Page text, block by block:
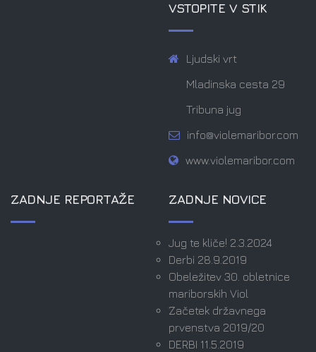
VSTOPITE V STIK
Ljudski vrt
Mladinska cesta 29
Tribuna jug
info@violemaribor.com
www.violemaribor.com
ZADNJE REPORTAŽE ZADNJE NOVICE
Jug te kliče! 2.3.2024
Derbi 28.9.2019
Obeležitev 30. obletnice
mariborskih Viol
Začetek državnega
prvenstva 2019/20
DERBI 11.5.2019